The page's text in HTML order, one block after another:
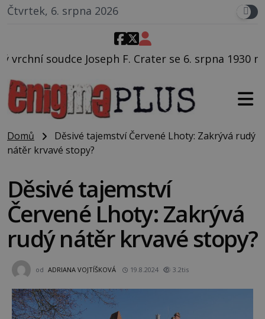
Čtvrtek, 6. srpna 2026
F. Crater se 6. srpna 1930 navečeří ve své
Domů
Děsivé tajemství Červené Lhoty: Zakrývá rudý
nátěr krvavé stopy?
Děsivé tajemství
Červené Lhoty: Zakrývá
rudý nátěr krvavé stopy?
od ADRIANA VOJTÍŠKOVÁ 19.8.2024 3.2tis